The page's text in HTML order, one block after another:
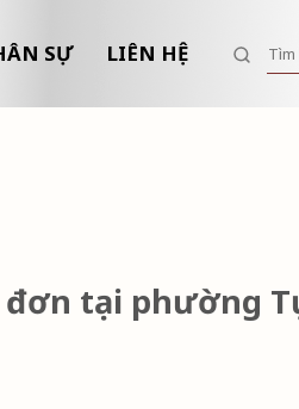
SỰ LIÊN HỆ Tìm kiếm:
tại phường